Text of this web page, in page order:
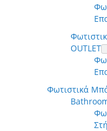
OUTLET
Φωτιστικά